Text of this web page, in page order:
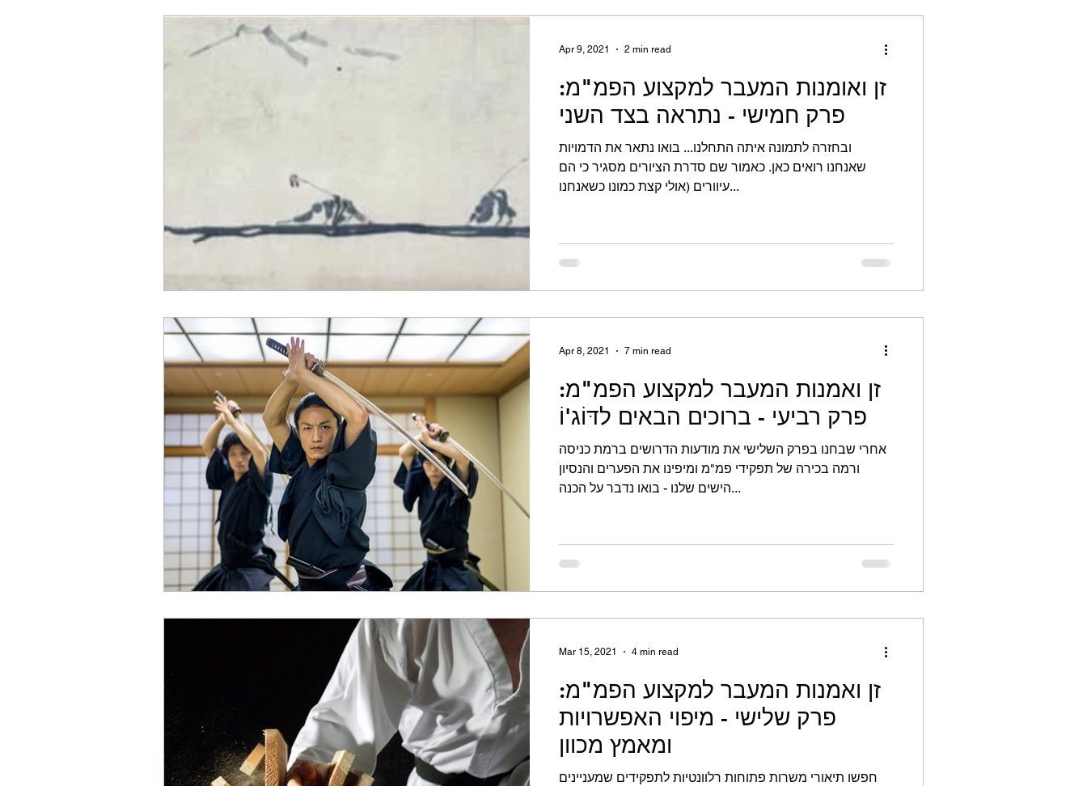
זן ואומנות המעבר למקצוע הפמ"מ:
פרק חמישי - נתראה בצד השני
ובחזרה לתמונה איתה התחלנו... בואו נתאר את הדמויות
שאנחנו רואים כאן. כאמור שם סדרת הציורים מסגיר כי הם
עיוורים (אולי קצת כמונו כשאנחנו...
Apr 9, 2021 2 min read
זן ואמנות המעבר למקצוע הפמ"מ:
פרק רביעי - ברוכים הבאים לדּוֹג'וֹ
אחרי שבחנו בפרק השלישי את מודעות הדרושים ברמת כניסה
ורמה בכירה של תפקידי פמ"מ ומיפינו את הפערים והנסיון
הישים שלנו - בואו נדבר על הכנה...
Apr 8, 2021 7 min read
זן ואמנות המעבר למקצוע הפמ"מ:
פרק שלישי - מיפוי האפשרויות
ומאמץ מכוון
חפשו תיאורי משרות פתוחות רלוונטיות לתפקידים שמעניינים
Mar 15, 2021 4 min read